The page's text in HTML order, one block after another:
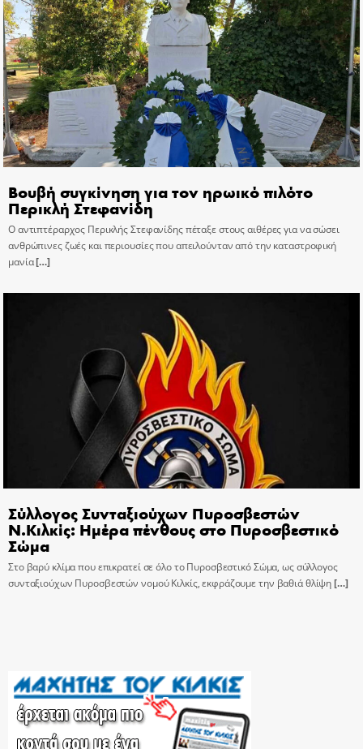
Βουβή συγκίνηση για τον ηρωικό πιλότο
Περικλή Στεφανίδη
Ο αντιπτέραρχος Περικλής Στεφανίδης πέταξε στους αιθέρες για να σώσει
ανθρώπινες ζωές και περιουσίες που απειλούνταν από την καταστροφική
μανία[…]
Σύλλογος Συνταξιούχων Πυροσβεστών
Ν.Κιλκίς: Ημέρα πένθους στο Πυροσβεστικό
Σώμα
Στο βαρύ κλίμα που επικρατεί σε όλο το Πυροσβεστικό Σώμα, ως σύλλογος
συνταξιούχων Πυροσβεστών νομού Κιλκίς, εκφράζουμε την βαθιά θλίψη[…]